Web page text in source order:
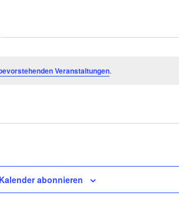
Veranstaltungen.
Kalender abonnieren